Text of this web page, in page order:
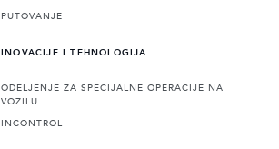
PUTOVANJE
INOVACIJE I TEHNOLOGIJA
ODELJENJE ZA SPECIJALNE OPERACIJE NA
VOZILU
INCONTROL